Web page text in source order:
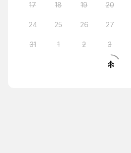
17 18 19 20
24 25 26 27
31 1 2 3